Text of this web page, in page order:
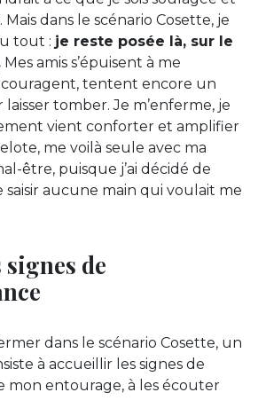
dans le scénario Cosette, je
tout : je reste posée là, sur le
Mes amis s’épuisent à me
tentent encore un
tomber. Je m’enferme, je
vient conforter et amplifier
me voilà seule avec ma
être, puisque j’ai décidé de
aucune main qui voulait me
de
dans le scénario Cosette, un
à accueillir les signes de
mon entourage, à les écouter